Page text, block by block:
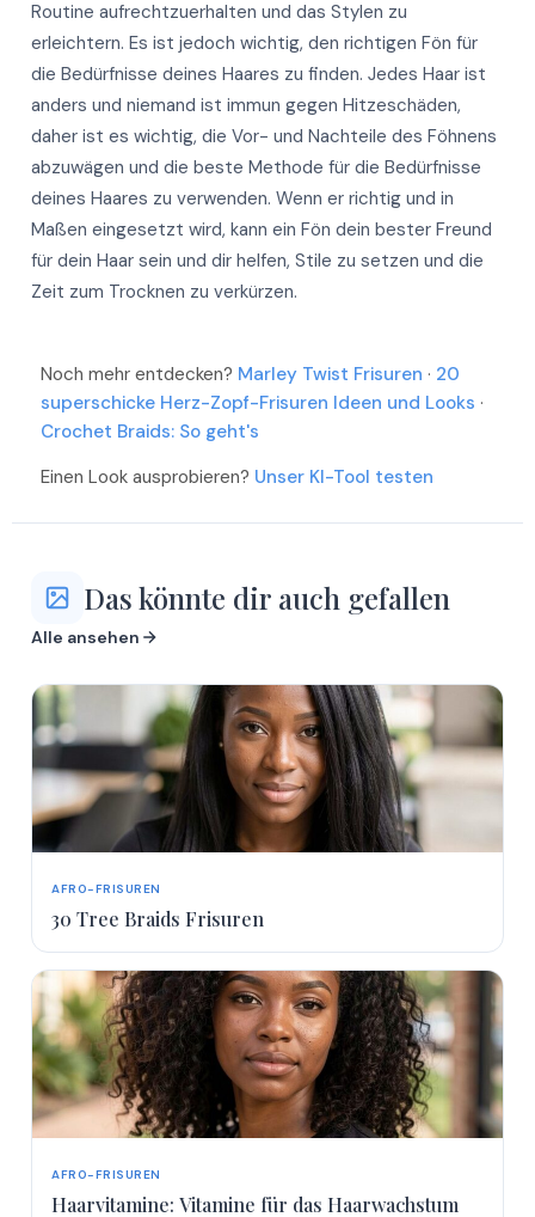
Routine aufrechtzuerhalten und das Stylen zu
erleichtern. Es ist jedoch wichtig, den richtigen Fön für
die Bedürfnisse deines Haares zu finden. Jedes Haar ist
anders und niemand ist immun gegen Hitzeschäden,
daher ist es wichtig, die Vor- und Nachteile des Föhnens
abzuwägen und die beste Methode für die Bedürfnisse
deines Haares zu verwenden. Wenn er richtig und in
Maßen eingesetzt wird, kann ein Fön dein bester Freund
für dein Haar sein und dir helfen, Stile zu setzen und die
Zeit zum Trocknen zu verkürzen.
Noch mehr entdecken? Marley Twist Frisuren · 20
superschicke Herz-Zopf-Frisuren Ideen und Looks ·
Crochet Braids: So geht's
Einen Look ausprobieren? Unser KI-Tool testen
Das könnte dir auch gefallen
Alle ansehen
AFRO-FRISUREN
30 Tree Braids Frisuren
AFRO-FRISUREN
Haarvitamine: Vitamine für das Haarwachstum